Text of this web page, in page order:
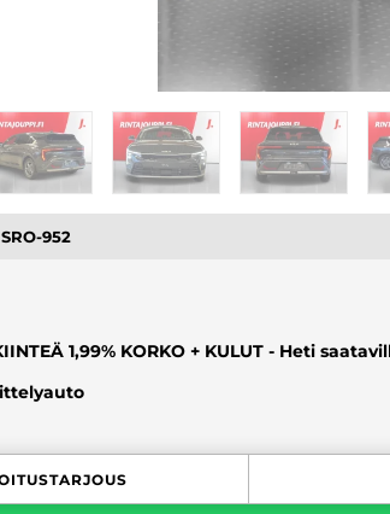
SRO-952
1,99% KORKO + KULUT - Heti